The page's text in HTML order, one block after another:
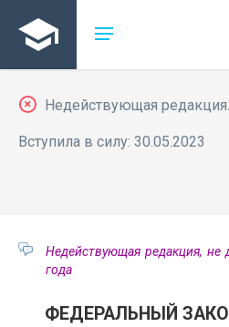
Недействующая
Вступила в силу: 30.05.2023
Недействующая редакция, не
года
ФЕДЕРАЛЬНЫЙ